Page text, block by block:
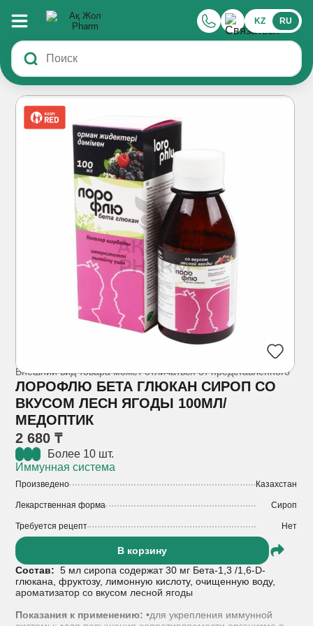
KZ RU
Внешний вид товара может отличаться от представленного
ЛОРОФЛЮ БЕТА ГЛЮКАН СИРОП СО
ВКУСОМ ЛЕСН ЯГОДЫ 100МЛ/
МЕДОПТИК
2 680 ₸
Более 10 шт.
Иммунная система
Произведено Казахстан
Лекарственная форма Сироп
Требуется рецепт Нет
В корзину
Состав: 5 мл сиропа содержат 30 мг Бета-1,3 /1,6-D-
глюкана, фруктозу, лимонную кислоту, очищенную воду,
ароматизатор со вкусом лесной ягоды
Показания к применению: •для укрепления иммунной